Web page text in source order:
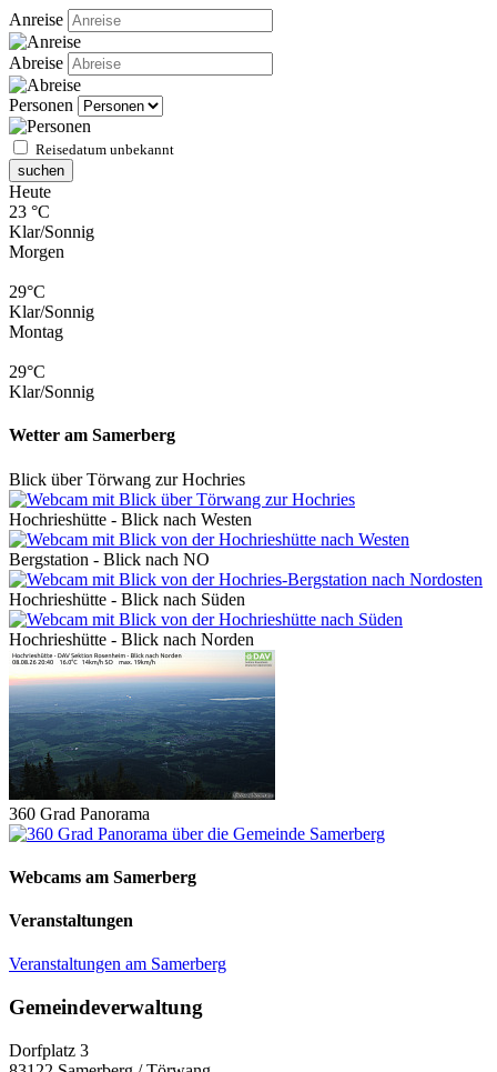
Anreise
Abreise
Personen
Reisedatum unbekannt
suchen
Heute
23 °C
Klar/Sonnig
Morgen
29°C
Klar/Sonnig
Montag
29°C
Klar/Sonnig
Wetter am Samerberg
Blick über Törwang zur Hochries
Hochrieshütte - Blick nach Westen
Bergstation - Blick nach NO
Hochrieshütte - Blick nach Süden
Hochrieshütte - Blick nach Norden
360 Grad Panorama
Webcams am Samerberg
Veranstaltungen
Veranstaltungen am Samerberg
Gemeindeverwaltung
Dorfplatz 3